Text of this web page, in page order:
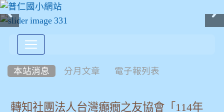
本站消息 分月文章 電子報列表
轉知社團法人台灣癲癇之友協會「114年